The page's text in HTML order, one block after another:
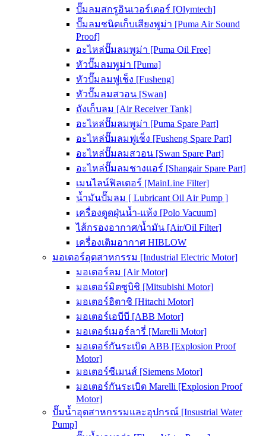
ปั๊มลมสกรูอินเวอร์เตอร์ [Olymtech]
ปั๊มลมชนิดเก็บเสียงพูม่า [Puma Air Sound
Proof]
อะไหล่ปั๊มลมพูม่า [Puma Oil Free]
หัวปั๊มลมพูม่า [Puma]
หัวปั๊มลมฟูเช็ง [Fusheng]
หัวปั๊มลมสวอน [Swan]
ถังเก็บลม [Air Receiver Tank]
อะไหล่ปั๊มลมพูม่า [Puma Spare Part]
อะไหล่ปั๊มลมฟูเช็ง [Fusheng Spare Part]
อะไหล่ปั๊มลมสวอน [Swan Spare Part]
อะไหล่ปั๊มลมชางแอร์ [Shangair Spare Part]
เมนไลน์ฟิลเตอร์ [MainLine Filter]
น้ำมันปั๊มลม [ Lubricant Oil Air Pump ]
เครื่องดูดฝุ่นน้ำ-แห้ง [Polo Vacuum]
ไส้กรองอากาศ/น้ำมัน [Air/Oil Filter]
เครื่องเติมอากาศ HIBLOW
มอเตอร์อุตสาหกรรม [Industrial Electric Motor]
มอเตอร์ลม [Air Motor]
มอเตอร์มิตซูบิชิ [Mitsubishi Motor]
มอเตอร์ฮิตาชิ [Hitachi Motor]
มอเตอร์เอบีบี [ABB Motor]
มอเตอร์เมอร์ลารี่ [Marelli Motor]
มอเตอร์กันระเบิด ABB [Explosion Proof
Motor]
มอเตอร์ซีเมนส์ [Siemens Motor]
มอเตอร์กันระเบิด Marelli [Explosion Proof
Motor]
ปั๊มน้ำอุตสาหกรรมและอุปกรณ์ [Insustrial Water
Pump]